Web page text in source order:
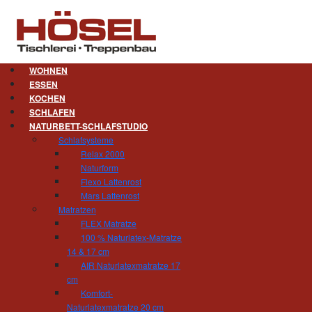
WOHNEN
ESSEN
KOCHEN
SCHLAFEN
NATURBETT-SCHLAFSTUDIO
Schlafsysteme
Relax 2000
Naturform
Flexo Lattenrost
Mars Lattenrost
Matratzen
FLEX Matratze
100 % Naturlatex-Matratze
14 & 17 cm
AIR Naturlatexmatratze 17
cm
Komfort-
Naturlatexmatratze 20 cm
Von allen Wohnbereichen hat sich das
Entspannung, des Wohlfühlens und der
ganz oben auf der Wunschliste. Als
genau und empfehlen Ihnen diese. Genauso
feuchtigkeitsregulierender Naturstein die
gestalten wir Ihr Bad zu einem modernen Ort
Auch eine
Sauna oder eine Infrarotkabine
Ausstellung über die Vielzahl der Möglichkeiten.